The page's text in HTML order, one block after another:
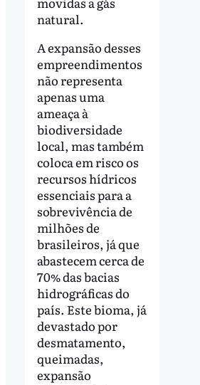
natural.
A expansão desses
empreendimentos
não representa
apenas uma
ameaça à
biodiversidade
local, mas também
coloca em risco os
recursos hídricos
essenciais para a
sobrevivência de
milhões de
brasileiros, já que
abastecem cerca de
70% das bacias
hidrográficas do
país. Este bioma, já
devastado por
desmatamento,
queimadas,
expansão